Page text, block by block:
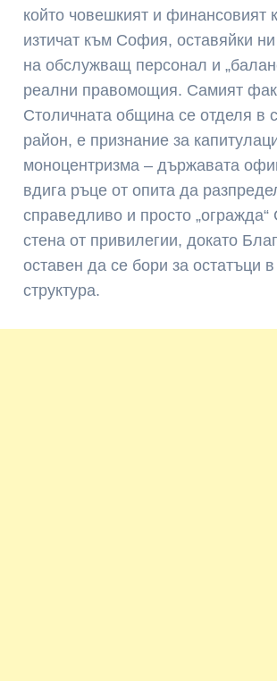
който човешкият и финансовият
изтичат към София, оставяйки
на обслужващ персонал и
реални правомощия. Самият
Столичната община се отделя в
район, е признание за
моноцентризма – държавата
вдига ръце от опита да
справедливо и просто
стена от привилегии, докато
оставен да се бори за остатъци
структура.